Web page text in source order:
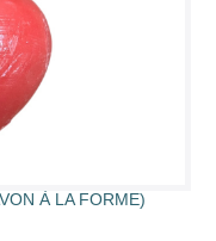
À LA FORME)